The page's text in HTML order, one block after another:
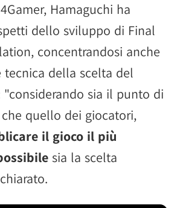
Hamaguchi ha
dello sviluppo di Final
concentrandosi anche
della scelta del
sia il punto di
quello dei giocatori,
il gioco il più
sia la scelta